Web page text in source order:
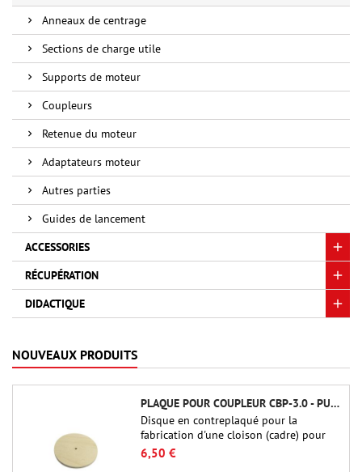
Anneaux de centrage
Sections de charge utile
Supports de moteur
Coupleurs
Retenue du moteur
Adaptateurs moteur
Autres parties
Guides de lancement
ACCESSORIES
RÉCUPÉRATION
DIDACTIQUE
NOUVEAUX PRODUITS
PLAQUE POUR COUPLEUR CBP-3.0 - PUBLIC MISSILES LTD.
Disque en contreplaqué pour la
fabrication d'une cloison (cadre) pour
raccords tubulaires de 75 mm de Public
Missiles Ltd. (PT-3.0/QT-3.0)
6,50 €